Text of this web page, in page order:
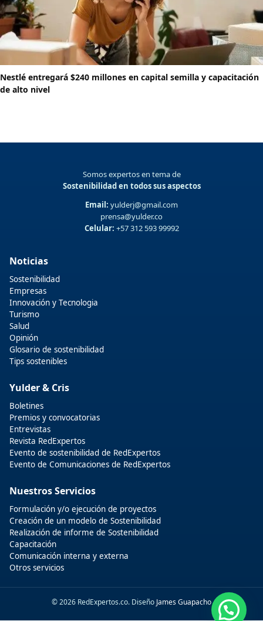
Nestlé entregará $240 millones en capital semilla y capacitación
de alto nivel
Somos expertos en tema de
Sostenibilidad en todos sus aspectos
Email: yulderj@gmail.com
prensa@yulder.co
Celular: +57 312 593 99992
Noticias
Sostenibilidad
Empresas
Innovación y Tecnologia
Turismo
Salud
Opinión
Glosario de sostenibilidad
Tips sostenibles
Yulder & Cris
Boletines
Premios y convocatorias
Entrevistas
Revista RedExpertos
Evento de sostenibilidad de RedExpertos
Evento de Comunicaciones de RedExpertos
Nuestros Servicios
Formulación y/o ejecución de proyectos
Creación de un modelo de Sostenibilidad
Realización de informe de Sostenibilidad
Capacitación
Comunicación interna y externa
Otros servicios
© 2026 RedExpertos.co. Diseño James Guapacho